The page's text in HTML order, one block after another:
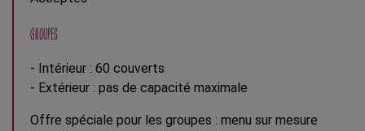
GROUPES
- Intérieur : 60 couverts
- Extérieur : pas de capacité maximale
Offre spéciale pour les groupes : menu sur mesure